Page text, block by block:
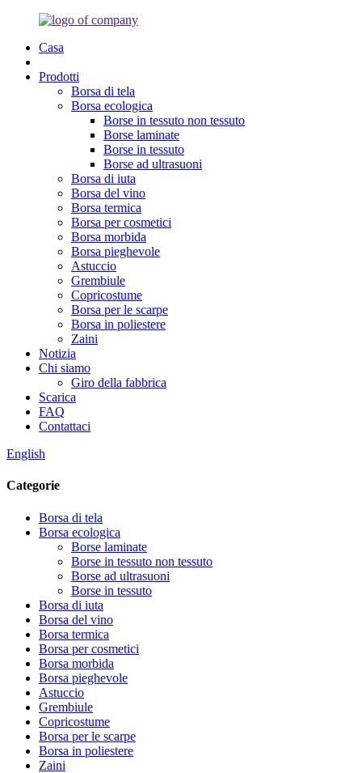
Casa
Prodotti
Borsa di tela
Borsa ecologica
Borse in tessuto non tessuto
Borse laminate
Borse in tessuto
Borse ad ultrasuoni
Borsa di iuta
Borsa del vino
Borsa termica
Borsa per cosmetici
Borsa morbida
Borsa pieghevole
Astuccio
Grembiule
Copricostume
Borsa per le scarpe
Borsa in poliestere
Zaini
Notizia
Chi siamo
Giro della fabbrica
Scarica
FAQ
Contattaci
English
Categorie
Borsa di tela
Borsa ecologica
Borse laminate
Borse in tessuto non tessuto
Borse ad ultrasuoni
Borse in tessuto
Borsa di iuta
Borsa del vino
Borsa termica
Borsa per cosmetici
Borsa morbida
Borsa pieghevole
Astuccio
Grembiule
Copricostume
Borsa per le scarpe
Borsa in poliestere
Zaini